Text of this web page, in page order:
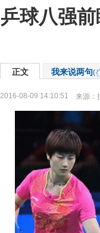
乒球八强
正文 我来说两句(
2016-08-09 14:10:51 来源：